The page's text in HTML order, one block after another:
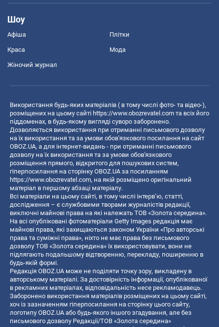
Шоу
Афіша Плітки
Краса Мода
Жіночий журнал
Використання будь-яких матеріалів ( в тому числі фото- та відео-),
розміщених на цьому сайті https://www.obozrevatel.com та всіх його
піддоменах, в будь-якому вигляді суворо заборонено.
Дозволяється використання при отриманні письмового дозволу
на їх використання та за умови обов'язкового посилання на сайт
OBOZ.UA, а для інтернет-видань - при отриманні письмового
дозволу на їх використання та за умови обов'язкового
розміщення прямого, відкритого для пошукових систем,
гіперпосилання на сторінку OBOZ.UA за посиланням
https://www.obozrevatel.com, на якій розміщено оригінальний
матеріал в першому абзаці матеріалу.
Всі матеріали на цьому сайті, в тому числі інтерв’ю, статті,
дослідження – є службовими творами журналістів редакції,
виключні майнові права на які належать ТОВ «Золота середина».
На всі опубліковані фотоматеріали Getty Images редакція має
майнові права, які захищаються законом України «Про авторські
права та суміжні права», ніхто не має права без письмового
дозволу ТОВ «Золота середина» їх використовувати, вони не
підлягають подальшому відтворенню, перекладу, поширенню в
будь-якій формі.
Редакція OBOZ.UA може не поділяти точку зору, викладену в
авторському матеріалі. За достовірність інформації, опублікованої
в рекламних матеріалах, відповідальність несе рекламодавець.
Заборонено використання матеріалів розміщених на цьому сайті,
хоч із зазначенням гіперпосилання на сторінку цього сайту,
логотипу OBOZ.UA або будь-якого іншого згадування, але без
письмового дозволу Редакції/ТОВ «Золота середина»